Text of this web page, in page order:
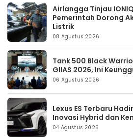
Airlangga Tinjau
Pemerintah Dorong
Listrik
08 Agustus 2026
Tank 500 Black
GIIAS 2026, Ini
06 Agustus 2026
Lexus ES Terbaru
Inovasi Hybrid dan
04 Agustus 2026